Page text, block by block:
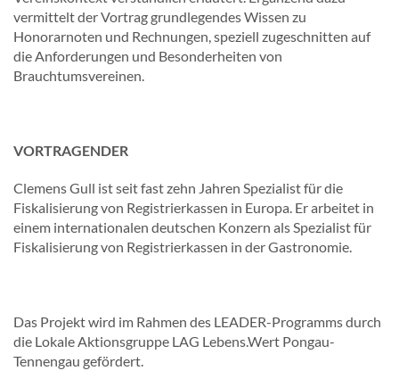
vermittelt der Vortrag grundlegendes Wissen zu
Honorarnoten und Rechnungen, speziell zugeschnitten auf
die Anforderungen und Besonderheiten von
Brauchtumsvereinen.
VORTRAGENDER
Clemens Gull ist seit fast zehn Jahren Spezialist für die
Fiskalisierung von Registrierkassen in Europa. Er arbeitet in
einem internationalen deutschen Konzern als Spezialist für
Fiskalisierung von Registrierkassen in der Gastronomie.
Das Projekt wird im Rahmen des LEADER-Programms durch
die Lokale Aktionsgruppe LAG Lebens.Wert Pongau-
Tennengau gefördert.